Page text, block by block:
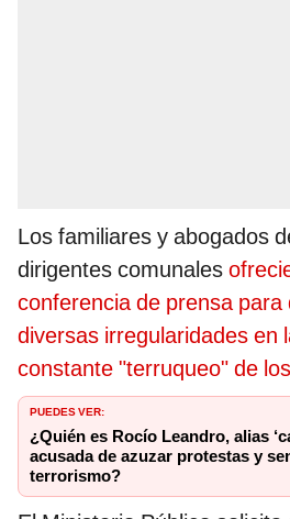
Los familiares y abogados
dirigentes comunales
conferencia de prensa para
diversas irregularidades en
constante "terruqueo" de
PUEDES VER:
¿Quién es Rocío Leandro, alias
acusada de azuzar protestas y
terrorismo?